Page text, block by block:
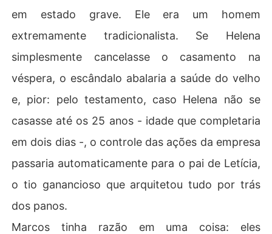
em estado grave. Ele era um homem
extremamente tradicionalista. Se Helena
simplesmente cancelasse o casamento na
véspera, o escândalo abalaria a saúde do velho
e, pior: pelo testamento, caso Helena não se
casasse até os 25 anos - idade que completaria
em dois dias -, o controle das ações da empresa
passaria automaticamente para o pai de Letícia,
o tio ganancioso que arquitetou tudo por trás
dos panos.
​Marcos tinha razão em uma coisa: eles